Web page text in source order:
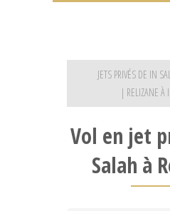
JETS PRIVÉS DE IN
| RELIZANE À
Vol en jet
Salah à